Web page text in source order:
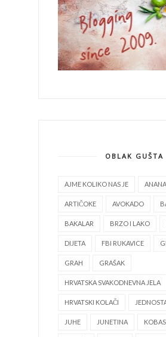
OBLAK GUŠTA
AJME KOLIKO NAS JE
ARTIČOKE AVOKADO
BAKALAR BRZO I LAKO
DIJETA FBI RUKAVICE
GRAH GRAŠAK
HRVATSKA SVAKODNEVNA JELA
HRVATSKI KOLAČI
JUHE JUNETINA